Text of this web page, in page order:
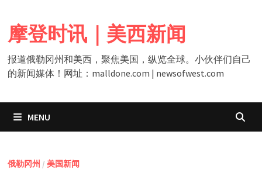
content
摩登时讯｜美西新闻
报道俄勒冈州和美西，聚焦美国，纵览全球。小伙伴们自己
的新闻媒体！网址：malldone.com | newsofwest.com
MENU
俄勒冈州 / 美国新闻